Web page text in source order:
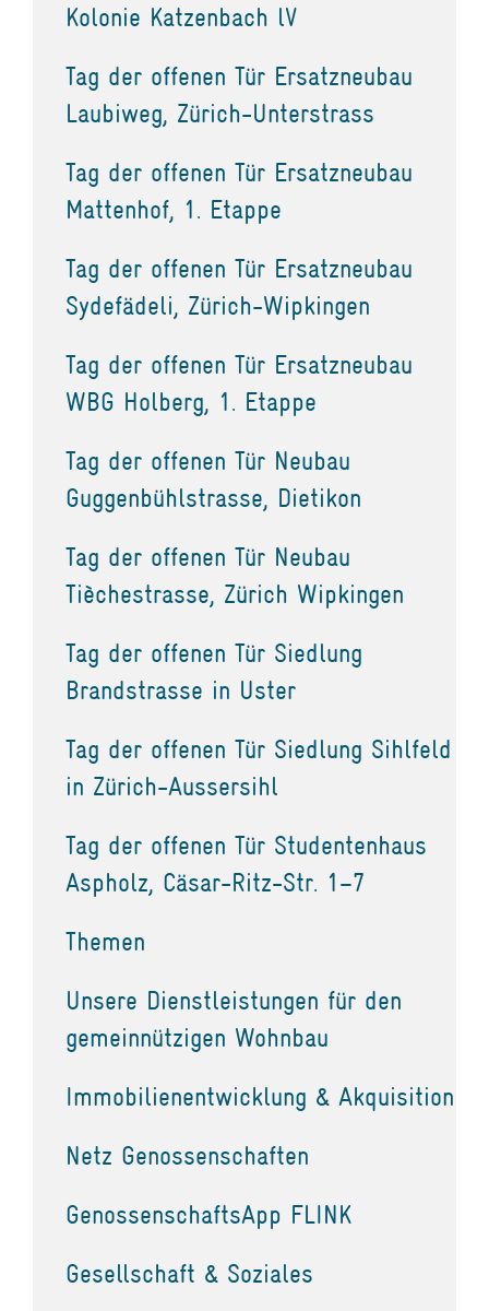
Kolonie Katzenbach lV
Tag der offenen Tür Ersatzneubau
Laubiweg, Zürich-Unterstrass
Tag der offenen Tür Ersatzneubau
Mattenhof, 1. Etappe
Tag der offenen Tür Ersatzneubau
Sydefädeli, Zürich-Wipkingen
Tag der offenen Tür Ersatzneubau
WBG Holberg, 1. Etappe
Tag der offenen Tür Neubau
Guggenbühlstrasse, Dietikon
Tag der offenen Tür Neubau
Tièchestrasse, Zürich Wipkingen
Tag der offenen Tür Siedlung
Brandstrasse in Uster
Tag der offenen Tür Siedlung Sihlfeld
in Zürich-Aussersihl
Tag der offenen Tür Studentenhaus
Aspholz, Cäsar-Ritz-Str. 1–7
Themen
Unsere Dienstleistungen für den
gemeinnützigen Wohnbau
Immobilienentwicklung & Akquisition
Netz Genossenschaften
GenossenschaftsApp FLINK
Gesellschaft & Soziales